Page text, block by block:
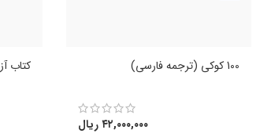
100 کوکی (ترجمه فارسی)
۴۲,۰۰۰,۰۰۰ریال
کتاب